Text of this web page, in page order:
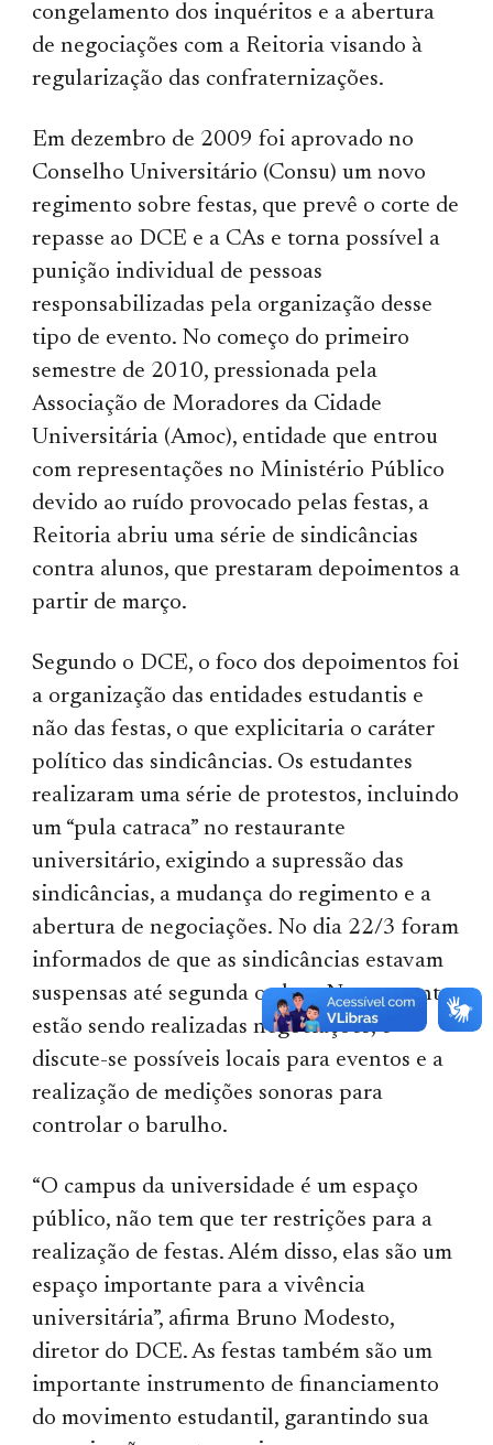
congelamento dos inquéritos e a abertura
de negociações com a Reitoria visando à
regularização das confraternizações.
Em dezembro de 2009 foi aprovado no
Conselho Universitário (Consu) um novo
regimento sobre festas, que prevê o corte de
repasse ao DCE e a CAs e torna possível a
punição individual de pessoas
responsabilizadas pela organização desse
tipo de evento. No começo do primeiro
semestre de 2010, pressionada pela
Associação de Moradores da Cidade
Universitária (Amoc), entidade que entrou
com representações no Ministério Público
devido ao ruído provocado pelas festas, a
Reitoria abriu uma série de sindicâncias
contra alunos, que prestaram depoimentos a
partir de março.
Segundo o DCE, o foco dos depoimentos foi
a organização das entidades estudantis e
não das festas, o que explicitaria o caráter
político das sindicâncias. Os estudantes
realizaram uma série de protestos, incluindo
um “pula catraca” no restaurante
universitário, exigindo a supressão das
sindicâncias, a mudança do regimento e a
abertura de negociações. No dia 22/3 foram
informados de que as sindicâncias estavam
suspensas até segunda ordem. No momento
estão sendo realizadas negociações, e
discute-se possíveis locais para eventos e a
realização de medições sonoras para
controlar o barulho.
“O campus da universidade é um espaço
público, não tem que ter restrições para a
realização de festas. Além disso, elas são um
espaço importante para a vivência
universitária”, afirma Bruno Modesto,
diretor do DCE. As festas também são um
importante instrumento de financiamento
do movimento estudantil, garantindo sua